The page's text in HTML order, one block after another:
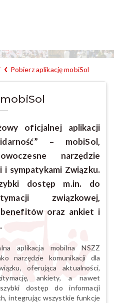
Pobierz aplikację mobiSol
oficjalnej aplikacji
– mobiSol,
narzędzie
i sympatykami Związku.
dostęp m.in. do
związkowej,
benefitów oraz ankiet i
aplikacja mobilna NSZZ
narzędzie komunikacji dla
oferująca aktualności,
ankiety, a nawet
dostęp do informacji
integrując wszystkie funkcje